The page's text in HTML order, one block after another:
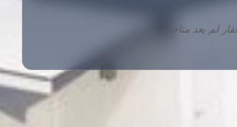
لم يعد متاحاً